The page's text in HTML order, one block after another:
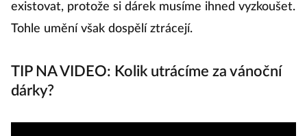
existovat, protože si dárek musíme ihned vyzkoušet.
Tohle umění však dospělí ztrácejí.
TIP NA VIDEO: Kolik utrácíme za vánoční
dárky?